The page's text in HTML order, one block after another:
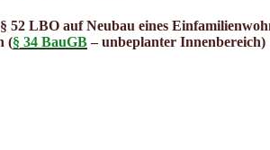
LBO auf Neubau eines
(§ 34 BauGB– unbeplanter Innenbereich)